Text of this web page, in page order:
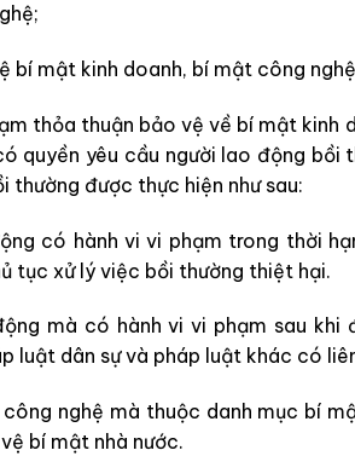
bí mật kinh doanh, bí mật công
thỏa thuận bảo vệ về bí mật kinh
quyền yêu cầu người lao động bồi
thường được thực hiện như sau:
có hành vi vi phạm trong thời
tục xử lý việc bồi thường thiệt hại.
mà có hành vi vi phạm sau
luật dân sự và pháp luật khác có
nghệ mà thuộc danh mục bí
bí mật nhà nước.